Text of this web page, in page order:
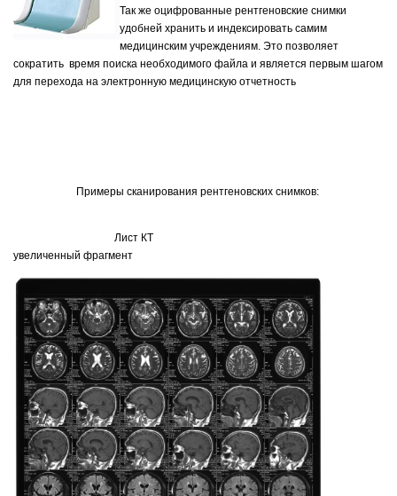
Так же оцифрованные рентгеновские снимки
удобней хранить и индексировать самим
медицинским учреждениям. Это позволяет
сократить время поиска необходимого файла и является первым шагом
для перехода на электронную медицинскую отчетность
Примеры сканирования рентгеновских снимков:
Лист КТ
увеличенный фрагмент